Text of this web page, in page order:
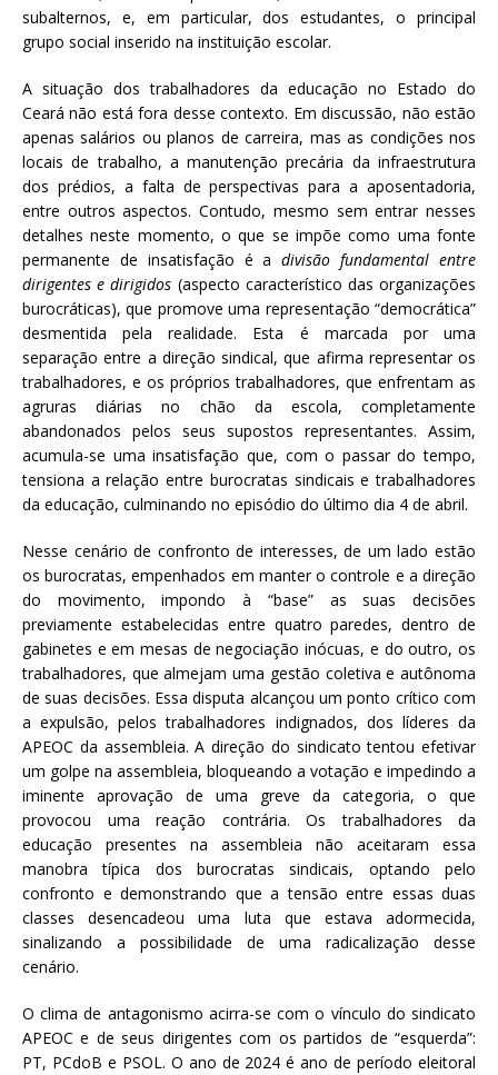
subalternos, e, em particular, dos estudantes, o principal
grupo social inserido na instituição escolar.
A situação dos trabalhadores da educação no Estado do
Ceará não está fora desse contexto. Em discussão, não estão
apenas salários ou planos de carreira, mas as condições nos
locais de trabalho, a manutenção precária da infraestrutura
dos prédios, a falta de perspectivas para a aposentadoria,
entre outros aspectos. Contudo, mesmo sem entrar nesses
detalhes neste momento, o que se impõe como uma fonte
permanente de insatisfação é a divisão fundamental entre
dirigentes e dirigidos (aspecto característico das organizações
burocráticas), que promove uma representação “democrática”
desmentida pela realidade. Esta é marcada por uma
separação entre a direção sindical, que afirma representar os
trabalhadores, e os próprios trabalhadores, que enfrentam as
agruras diárias no chão da escola, completamente
abandonados pelos seus supostos representantes. Assim,
acumula-se uma insatisfação que, com o passar do tempo,
tensiona a relação entre burocratas sindicais e trabalhadores
da educação, culminando no episódio do último dia 4 de abril.
Nesse cenário de confronto de interesses, de um lado estão
os burocratas, empenhados em manter o controle e a direção
do movimento, impondo à “base” as suas decisões
previamente estabelecidas entre quatro paredes, dentro de
gabinetes e em mesas de negociação inócuas, e do outro, os
trabalhadores, que almejam uma gestão coletiva e autônoma
de suas decisões. Essa disputa alcançou um ponto crítico com
a expulsão, pelos trabalhadores indignados, dos líderes da
APEOC da assembleia. A direção do sindicato tentou efetivar
um golpe na assembleia, bloqueando a votação e impedindo a
iminente aprovação de uma greve da categoria, o que
provocou uma reação contrária. Os trabalhadores da
educação presentes na assembleia não aceitaram essa
manobra típica dos burocratas sindicais, optando pelo
confronto e demonstrando que a tensão entre essas duas
classes desencadeou uma luta que estava adormecida,
sinalizando a possibilidade de uma radicalização desse
cenário.
O clima de antagonismo acirra-se com o vínculo do sindicato
APEOC e de seus dirigentes com os partidos de “esquerda”:
PT, PCdoB e PSOL. O ano de 2024 é ano de período eleitoral